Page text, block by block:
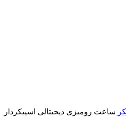
ساعت رومیزی دیجیتالی اسپیکردار